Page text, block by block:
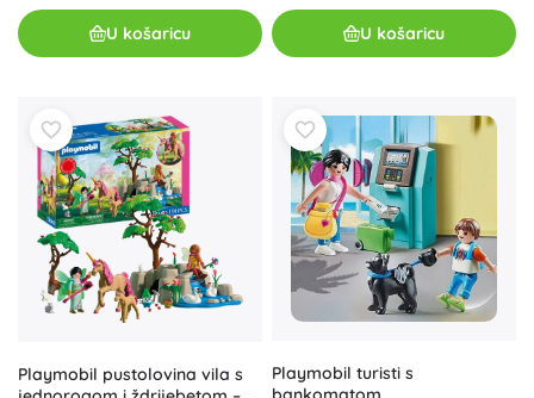
U košaricu U košaricu
Playmobil pustolovina vila s
Playmobil turisti s